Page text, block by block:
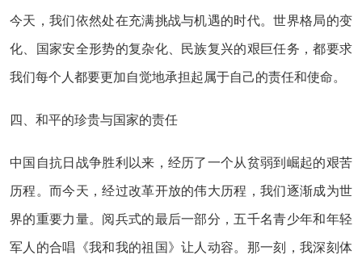
今天，我们依然处在充满挑战与机遇的时代。世界格局的变
化、国家安全形势的复杂化、民族复兴的艰巨任务，都要求
我们每个人都要更加自觉地承担起属于自己的责任和使命。
四、和平的珍贵与国家的责任
中国自抗日战争胜利以来，经历了一个从贫弱到崛起的艰苦
历程。而今天，经过改革开放的伟大历程，我们逐渐成为世
界的重要力量。阅兵式的最后一部分，五千名青少年和年轻
军人的合唱《我和我的祖国》让人动容。那一刻，我深刻体